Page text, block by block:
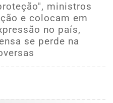
ministros
e colocam em
no país,
se perde na